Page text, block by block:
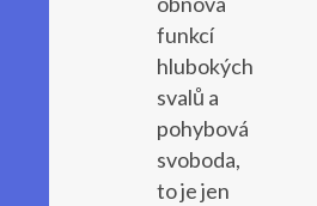
funkcí
hlubokých
svalů a
pohybová
svoboda,
to je jen